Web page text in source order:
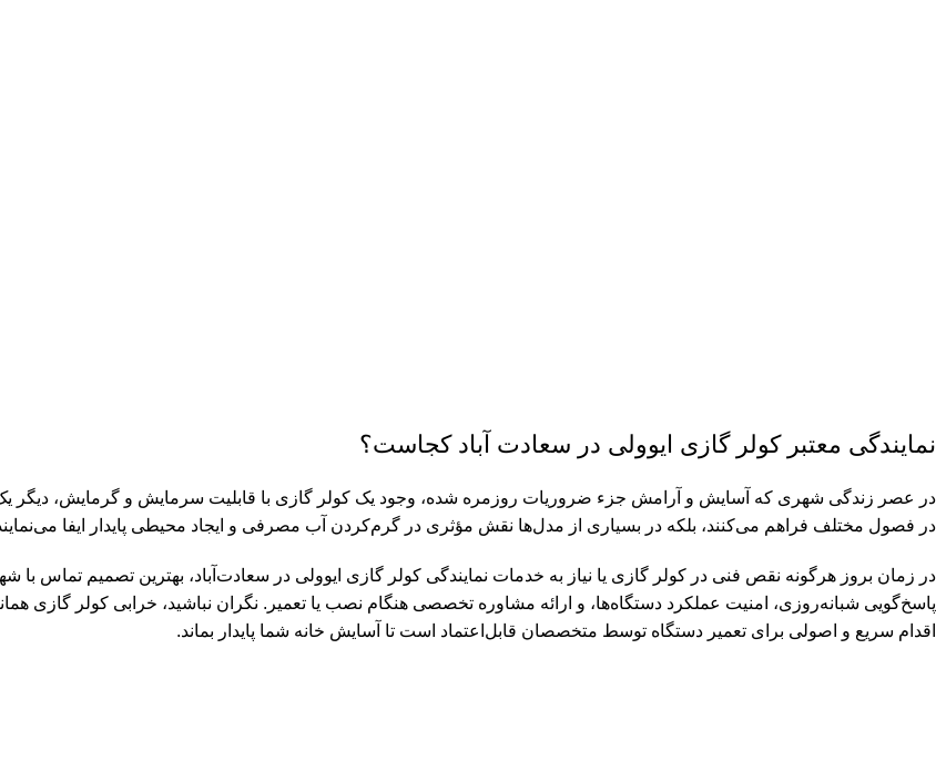
نمایندگی معتبر کولر گازی ایوولی در سعادت آباد کجاست؟
در عصر زندگی شهری که آسایش و آرامش جزء ضروریات روزمره شده، وجود یک کولر گازی با قابلیت سرمایش و گرمایش، دیگر یک
در فصول مختلف فراهم می‌کنند، بلکه در بسیاری از مدل‌ها نقش مؤثری در گرم‌کردن آب مصرفی و ایجاد محیطی پایدار ایفا
پاسخ‌گویی شبانه‌روزی، امنیت عملکرد دستگاه‌ها، و ارائه مشاوره تخصصی هنگام نصب یا تعمیر. نگران نباشید، خرابی کولر گازی
اقدام سریع و اصولی برای تعمیر دستگاه توسط متخصصان قابل‌اعتماد است تا آسایش خانه شما پایدار بماند.